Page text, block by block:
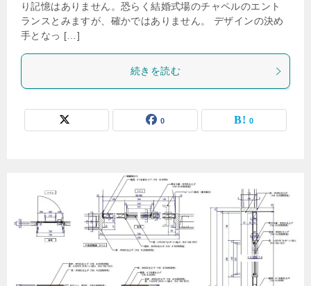
り記憶はありません。恐らく結婚式場のチャペルのエント
ランスとみますが、確かではありません。 デザインの決め
手となっ […]
続きを読む
0 0